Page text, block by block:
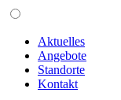
Aktuelles
Angebote
Standorte
Kontakt